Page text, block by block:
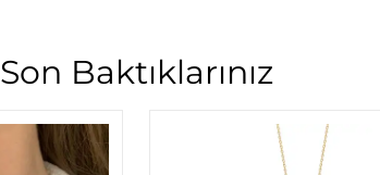
Son Baktıklarınız